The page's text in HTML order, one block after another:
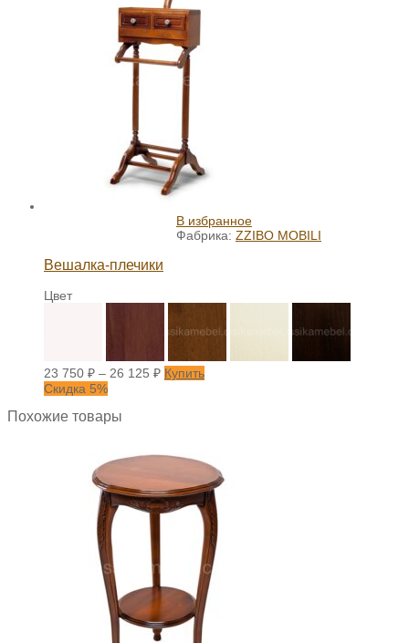
В избранное
Фабрика: ZZIBO MOBILI
Вешалка-плечики
Цвет
23 750 ₽ – 26 125 ₽ Купить
Скидка 5%
Похожие товары